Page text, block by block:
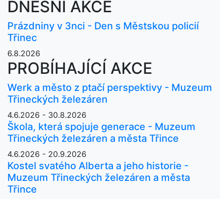
DNEŠNÍ AKCE
Prázdniny v 3nci - Den s Městskou policií
Třinec
6.8.2026
PROBÍHAJÍCÍ AKCE
Werk a město z ptačí perspektivy - Muzeum
Třineckých železáren
4.6.2026 - 30.8.2026
Škola, která spojuje generace - Muzeum
Třineckých železáren a města Třince
4.6.2026 - 20.9.2026
Kostel svatého Alberta a jeho historie -
Muzeum Třineckých železáren a města
Třince